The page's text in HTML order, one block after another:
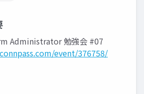
Administrator 勉強会 #07
event/376758/